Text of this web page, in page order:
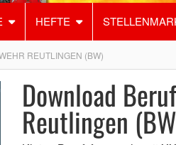
HEFTE
REUTLINGEN (BW)
Download
Reutlingen